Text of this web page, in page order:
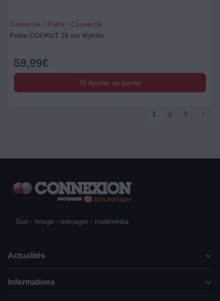
Casserole / Poêle / Couvercle
Poêle COOKUT 26 cm Mytrille
59,99€
Ajouter au panier
1 2 3
Son - Image - ménager - multimédia
Actualités
Informations